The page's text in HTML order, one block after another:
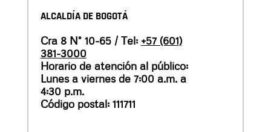
ALCALDÍA DE BOGOTÁ
Cra 8 N° 10-65 / Tel: +57 (601)
381-3000
Horario de atención al público:
Lunes a viernes de 7:00 a.m. a
4:30 p.m.
Código postal: 111711